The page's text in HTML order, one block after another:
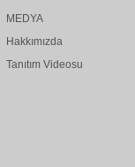
MEDYA
Hakkımızda
Tanıtım Videosu